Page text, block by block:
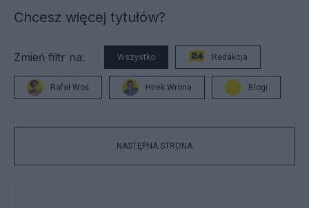
Chcesz więcej tytułów?
Zmień filtr na: Wszystko Redakcja
Rafał Woś Hirek Wrona Blogi
NASTĘPNA STRONA